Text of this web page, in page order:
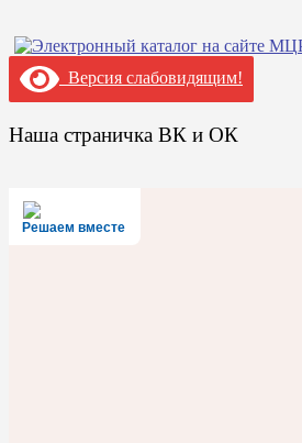
Версия слабовидящим!
Наша страничка ВК и ОК
Решаем вместе